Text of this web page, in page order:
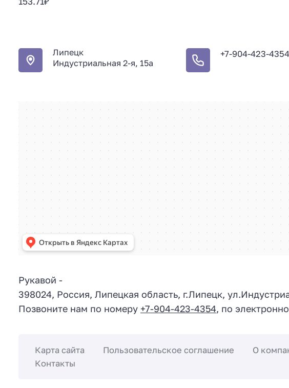
Липецк
Индустриальная 2-я, 15а
+7-904-423-4354
Рукавой -
398024, Россия, Липецкая область, г.Липецк, ул.
Позвоните нам по номеру +7-904-423-4354, по
Карта сайта Пользовательское соглашение О
Контакты